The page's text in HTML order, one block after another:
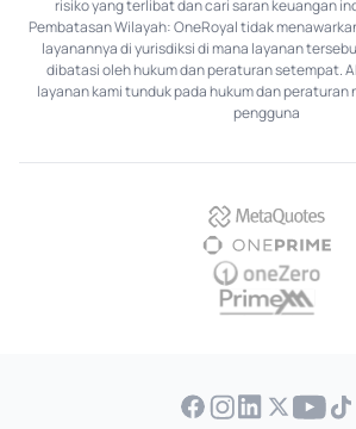
risiko yang terlibat dan cari saran keuangan
Pembatasan Wilayah: OneRoyal tidak
layanannya di yurisdiksi di mana layanan
dibatasi oleh hukum dan peraturan setempat.
layanan kami tunduk pada hukum dan
pengguna
OnePrime
OneZero
PrimeXM